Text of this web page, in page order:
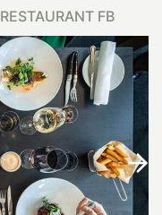
RESTAURANT FB